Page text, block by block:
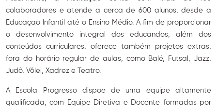
colaboradores e atende a cerca de 600 alunos, desde a
Educação Infantil até o Ensino Médio. A fim de proporcionar
o desenvolvimento integral dos educandos, além dos
conteúdos curriculares, oferece também projetos extras,
fora do horário regular de aulas, como Balé, Futsal, Jazz,
Judô, Vôlei, Xadrez e Teatro.
A Escola Progresso dispõe de uma equipe altamente
qualificada, com Equipe Diretiva e Docente formadas por